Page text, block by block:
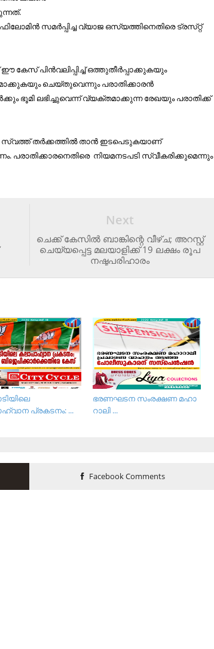
സമർപ്പിച്ച വ്യാജ ഒസ്യത്തിനെതിരെ ട്രസ്​റ്റ്​
പിൻവലിപ്പിച്ച്​ ഒത്തുതീർപ്പാക്കുകയും
ചെയ്​തുവെന്നും പരാതിക്കാരൻ
ഭൂമി ലഭിച്ചുവെന്ന് വ്യക്തമാക്കുന്ന രേഖയും പരാതിക്ക്
തർക്കത്തിൽ താൻ ഇടപെടുകയാണ്​
പരാതിക്കാരനെതിരെ നിയമനടപടി സ്വീകരിക്കുമെന്നും
Next
ചെക്ക് കേസിൽ ബാങ്കിന്റെ വീഴ്ച; അറസ്റ്റ്
ചെയ്യപ്പെട്ട മലയാളിക്ക് 19 ലക്ഷം രൂപ
നഷ്ടപരിഹാരം
ഭ​ര​ണ​ഘ​ട​ന സം​ര​ക്ഷ​ണ മ​ഹാ​
റാ​ലി ...
പ്രകടനം: ...
Facebook Comments